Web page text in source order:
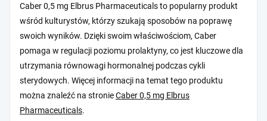
Caber 0,5 mg Elbrus Pharmaceuticals to popularny produkt
wśród kulturystów, którzy szukają sposobów na poprawę
swoich wyników. Dzięki swoim właściwościom, Caber
pomaga w regulacji poziomu prolaktyny, co jest kluczowe dla
utrzymania równowagi hormonalnej podczas cykli
sterydowych. Więcej informacji na temat tego produktu
można znaleźć na stronieCaber 0,5 mg Elbrus
Pharmaceuticals.